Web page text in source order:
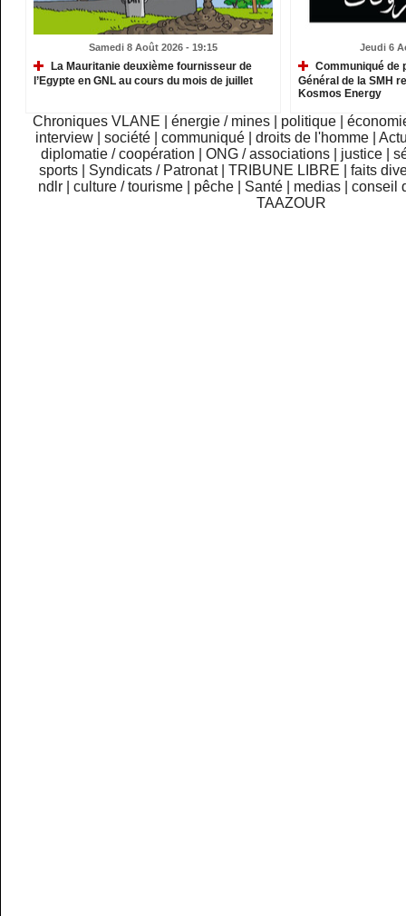
Samedi 8 Août 2026 - 19:15
La Mauritanie deuxième fournisseur de
l’Egypte en GNL au cours du mois de juillet
Jeudi 6
Communiqué de
Général de la SMH
Kosmos Energy
Chroniques VLANE énergie / mines politique
interview
|société |communiqué |droits de l'homme |
diplomatie / coopération
ONG / associations justice
sports
Syndicats / Patronat TRIBUNE LIBRE
faits
ndlr
|culture / tourisme pêche Santé medias |conseil
TAAZOUR